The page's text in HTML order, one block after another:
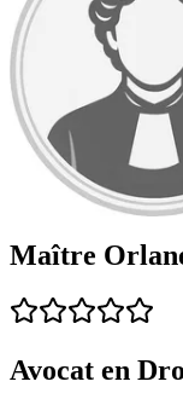
Maître
Avocat en